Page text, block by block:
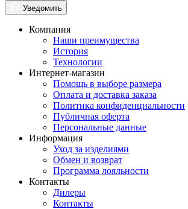
Уведомить
Компания
Наши преимущества
История
Технологии
Интернет-магазин
Помощь в выборе размера
Оплата и доставка заказа
Политика конфиденциальности
Публичная оферта
Персональные данные
Информация
Уход за изделиями
Обмен и возврат
Программа лояльности
Контакты
Дилеры
Контакты